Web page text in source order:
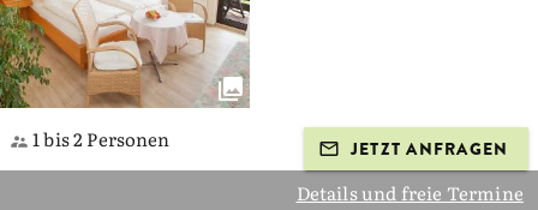
1 bis 2 Personen JETZT ANFRAGEN
Details und freie Termine